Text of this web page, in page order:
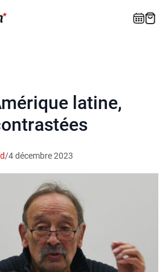
latine,
/4 décembre 2023